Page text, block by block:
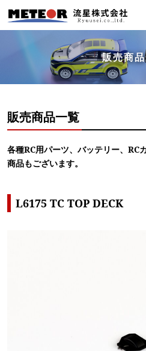
販売商
販売商品一覧
各種RC用パーツ、バッテリー、RC
商品もございます。
L6175 TC TOP DECK